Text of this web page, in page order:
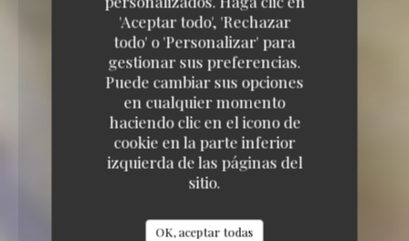
'Aceptar todo', 'Rechazar
todo' o 'Personalizar' para
gestionar sus preferencias.
Puede cambiar sus opciones
en cualquier momento
haciendo clic en el icono de
cookie en la parte inferior
izquierda de las páginas del
sitio.
OK, aceptar todas